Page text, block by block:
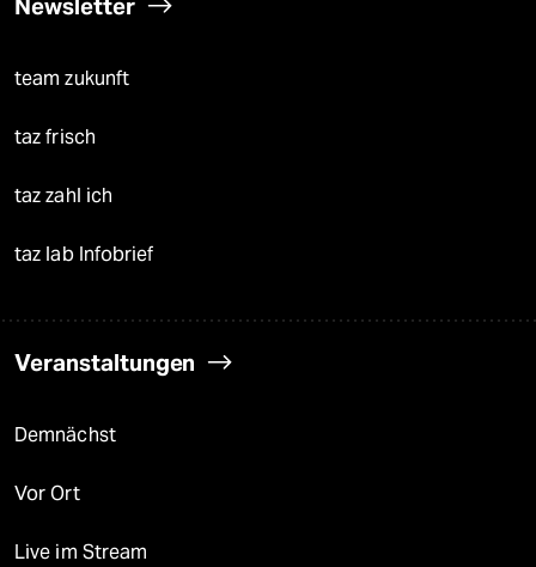
team zukunft
taz frisch
taz zahl ich
taz lab Infobrief
Veranstaltungen
Demnächst
Vor Ort
Live im Stream